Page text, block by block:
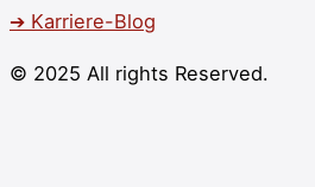
➔ Karriere-Blog
© 2025 All rights Reserved.